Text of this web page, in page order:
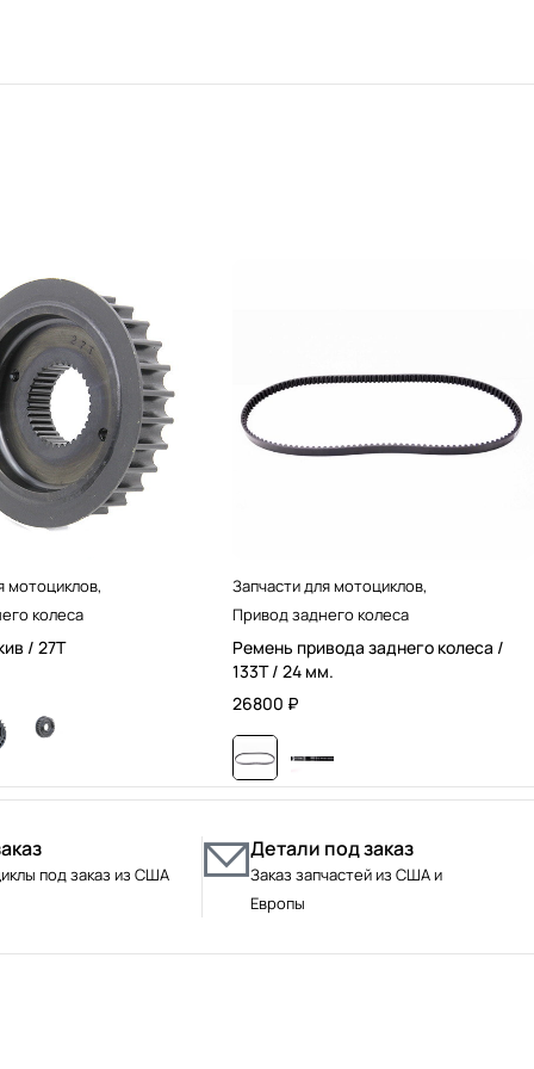
мотоциклов,
колеса
/ 27T
Запчасти для мотоциклов,
Привод заднего колеса
Ремень привода заднего колеса /
133T / 24 мм.
26800 ₽
под заказ из США
Детали под заказ
Заказ запчастей из США и
Европы